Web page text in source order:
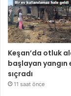
Keşan’da otluk
başlayan yangın
sıçradı
11 saat önce